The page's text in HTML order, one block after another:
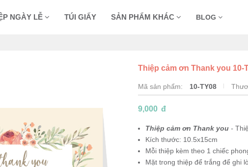
NGÀY LỄ TÚI GIẤY SẢN PHẨM KHÁC BLOG
Thiệp cảm ơn Thank you 10-
Mã sản phẩm: 10-TY08
9,000 đ
Thiệp cảm ơn Thank you-
Kích thước: 10.5x15cm
Mỗi thiệp kèm theo 1 chiếc
Mặt trong thiệp để trắng để ghi